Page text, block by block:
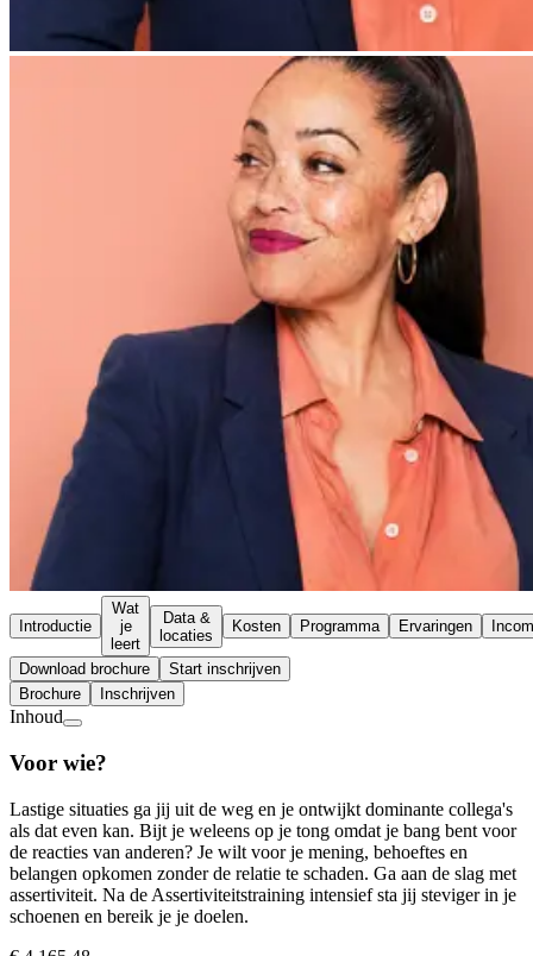
Introductie
Wat
je
leert
Data &
locaties
Kosten Programma Ervaringen
Download brochure
Start inschrijven
Brochure
Inschrijven
Inhoud
Voor wie?
Lastige situaties ga jij uit de weg en je ontwijkt dominante collega's
als dat even kan. Bijt je weleens op je tong omdat je bang bent voor
de reacties van anderen? Je wilt voor je mening, behoeftes en
belangen opkomen zonder de relatie te schaden. Ga aan de slag met
assertiviteit. Na de Assertiviteitstraining intensief sta jij steviger in je
schoenen en bereik je je doelen.